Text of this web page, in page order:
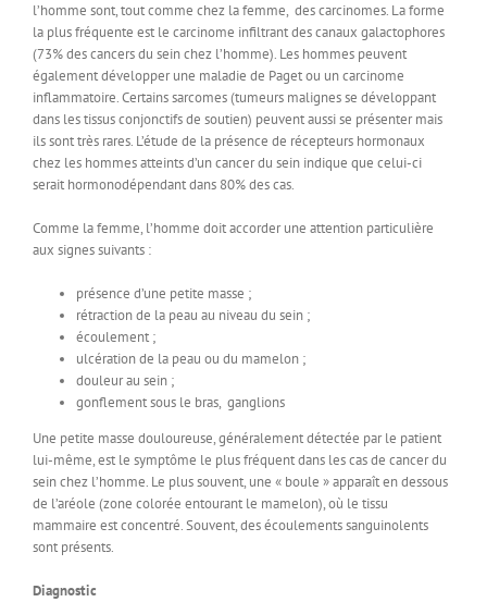
l’homme sont, tout comme chez la femme, des carcinomes. La forme
la plus fréquente est le carcinome infiltrant des canaux galactophores
(73% des cancers du sein chez l’homme). Les hommes peuvent
également développer une maladie de Paget ou un carcinome
inflammatoire. Certains sarcomes (tumeurs malignes se développant
dans les tissus conjonctifs de soutien) peuvent aussi se présenter mais
ils sont très rares. L’étude de la présence de récepteurs hormonaux
chez les hommes atteints d’un cancer du sein indique que celui-ci
serait hormonodépendant dans 80% des cas.
Comme la femme, l’homme doit accorder une attention particulière
aux signes suivants :
présence d’une petite masse ;
rétraction de la peau au niveau du sein ;
écoulement ;
ulcération de la peau ou du mamelon ;
douleur au sein ;
gonflement sous le bras, ganglions
Une petite masse douloureuse, généralement détectée par le patient
lui-même, est le symptôme le plus fréquent dans les cas de cancer du
sein chez l’homme. Le plus souvent, une « boule » apparaît en dessous
de l’aréole (zone colorée entourant le mamelon), où le tissu
mammaire est concentré. Souvent, des écoulements sanguinolents
sont présents.
Diagnostic